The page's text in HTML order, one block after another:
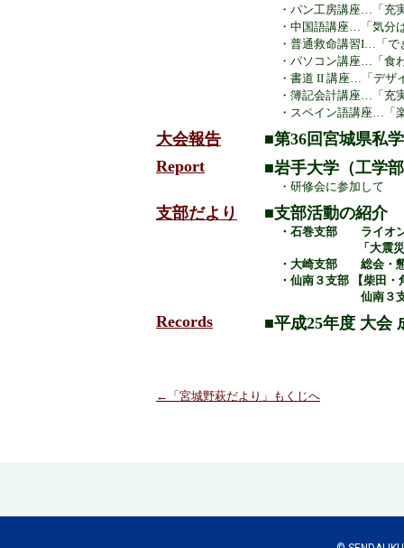
・ パン工房講座…「充
・ 中国語講座…「気分
・ 普通救命講習I…「で
・ パソコン講座…「食
・ 書道 II 講座…「デザ
・ 簿記会計講座…「充
・ スペイン語講座…「
大会報告
■第36回宮城県私
Report
■岩手大学（工学
・研修会に参加して
支部だより ■支部活動の紹介
・石巻支部 ライオン
「大震災復興祈
・ 大崎支部 総会・
・仙南３支部 【柴田・
仙南３
Records ■平成25年度 大会
←「宮城野萩だより」もくじへ